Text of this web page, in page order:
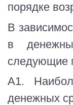
порядке
В
в
следующие
А1.
денежных